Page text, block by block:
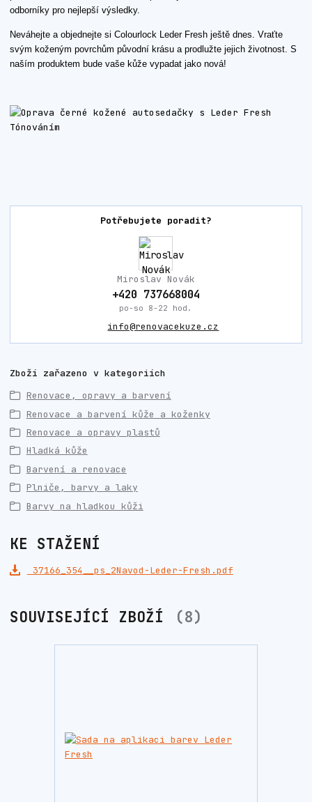
odborníky pro nejlepší výsledky.
Neváhejte a objednejte si Colourlock Leder Fresh ještě dnes. Vraťte
svým koženým povrchům původní krásu a prodlužte jejich životnost. S
naším produktem bude vaše kůže vypadat jako nová!
Potřebujete poradit?
Miroslav Novák
+420 737668004
po-so 8-22 hod.
info@renovacekuze.cz
Zboží zařazeno v kategoriích
Renovace, opravy a barvení
Renovace a barvení kůže a koženky
Renovace a opravy plastů
Hladká kůže
Barvení a renovace
Plniče, barvy a laky
Barvy na hladkou kůži
KE STAŽENÍ
37166_354__ps_2Navod-Leder-Fresh.pdf
SOUVISEJÍCÍ ZBOŽÍ 8